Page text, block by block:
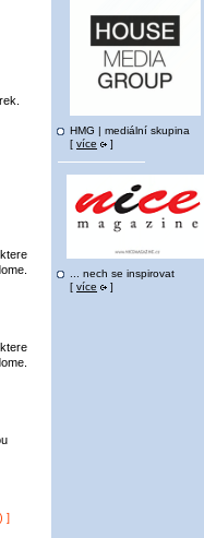
) ]
HMG | mediální skupina
[ více ]
... nech se inspirovat
[ více ]